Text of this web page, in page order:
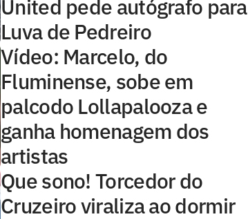
United pede autógrafo para
Luva de Pedreiro
Vídeo: Marcelo, do
Fluminense, sobe em
palcodo Lollapalooza e
ganha homenagem dos
artistas
Que sono! Torcedor do
Cruzeiro viraliza ao dormir